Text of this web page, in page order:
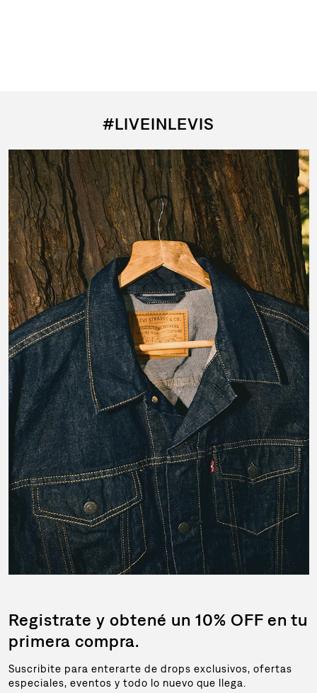
#LIVEINLEVIS
Registrate y obtené un 10% OFF en tu
primera compra.
Suscribite para enterarte de drops exclusivos, ofertas
especiales, eventos y todo lo nuevo que llega.